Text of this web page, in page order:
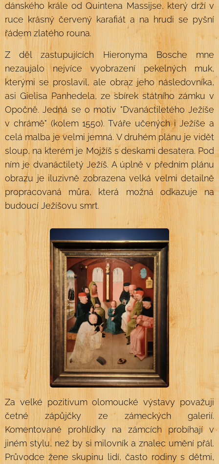
dánského krále od Quintena Massijse, který drží v
ruce krásný červený karafiát a na hrudi se pyšní
řádem zlatého rouna.
Z děl zastupujících Hieronyma Bosche mne
nezaujalo nejvíce vyobrazení pekelných muk,
kterými se proslavil, ale obraz jeho následovníka,
asi Gielisa Panhedela, ze sbírek státního zámku v
Opočně. Jedná se o motiv "Dvanáctiletého Ježíše
v chrámě" (kolem 1550). Tváře učených i Ježíše a
celá malba je velmi jemná. V druhém plánu je vidět
sloup, na kterém je Mojžíš s deskami desatera. Pod
ním je dvanáctiletý Ježíš. A úplně v předním plánu
obrazu je iluzivně zobrazena velká velmi detailně
propracovaná můra, která možná odkazuje na
budoucí Ježíšovu smrt.
Za velké pozitivum olomoucké výstavy považuji
četné zápůjčky ze zámeckých galerií.
Komentované prohlídky na zámcích probíhají v
jiném stylu, než by si milovník a znalec umění přál.
Průvodce žene skupinu lidí, často rodiny s dětmi,